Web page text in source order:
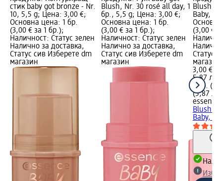
стик baby got bronze - Nr.
10, 5,5 g; Цена: 3,00 €;
Основна цена: 1 бр.
(3,00 € за 1 бр.);
Наличност: Статус зелен
Налично за доставка,
Статус сив Изберете dm
магазин
Blush, Nr. 30 rosé all day, 1
бр., 5,5 g; Цена: 3,00 €;
Основна цена: 1 бр.
(3,00 € за 1 бр.);
Наличност: Статус зелен
Налично за доставка,
Статус сив Изберете dm
магазин
Blush
Baby,
(3,00 €
Статус
магазин
3,00 €
5,87 лв.
1 бр.
(5,87
essence
Blush
Baby,